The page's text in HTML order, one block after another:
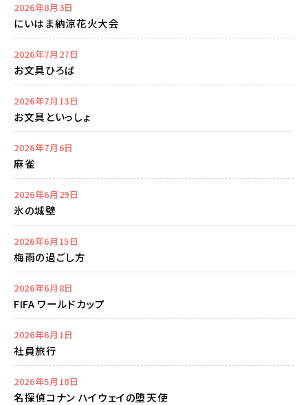
2026年8月3日
にいはま納涼花火大会
2026年7月27日
お文具ひろば
2026年7月13日
お文具といっしょ
2026年7月6日
麻雀
2026年6月29日
氷の城壁
2026年6月15日
梅雨の過ごし方
2026年6月8日
FIFA ワールドカップ
2026年6月1日
社員旅行
2026年5月18日
名探偵コナン ハイウェイの堕天使